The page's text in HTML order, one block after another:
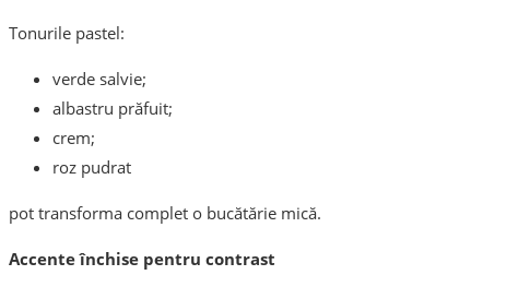
Tonurile pastel:
verde salvie;
albastru prăfuit;
crem;
roz pudrat
pot transforma complet o bucătărie mică.
Accente închise pentru contrast